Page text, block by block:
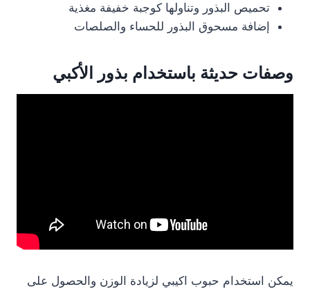
تحميص البذور وتناولها كوجبة خفيفة مغذية
إضافة مسحوق البذور للحساء والصلصات
وصفات حديثة باستخدام بذور الأكبي
يمكن استخدام حبوب اكيبي لزيادة الوزن والحصول على